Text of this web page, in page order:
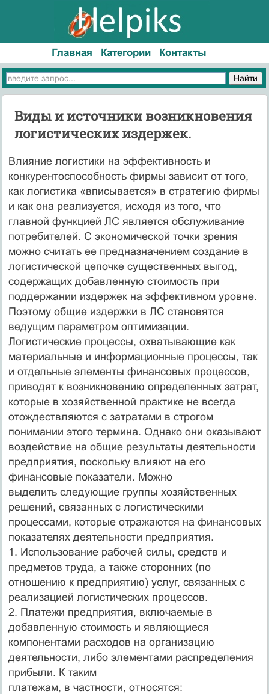
Главная Категории Контакты
Виды и источники возникновения
логистических издержек.
Влияние логистики на эффективность и
конкурентоспособность фирмы зависит от того,
как логистика «вписывается» в стратегию фирмы
и как она реализуется, исходя из того, что
главной функцией ЛС является обслуживание
потребителей. С экономической точки зрения
можно считать ее предназначением создание в
логистической цепочке существенных выгод,
содержащих добавленную стоимость при
поддержании издержек на эффективном уровне.
Поэтому общие издержки в ЛС становятся
ведущим параметром оптимизации.
Логистические процессы, охватывающие как
материальные и информационные процессы, так
и отдельные элементы финансовых процессов,
приводят к возникновению определенных затрат,
которые в хозяйственной практике не всегда
отождествляются с затратами в строгом
понимании этого термина. Однако они оказывают
воздействие на общие результаты деятельности
предприятия, поскольку влияют на его
финансовые показатели. Можно
выделить следующие группы хозяйственных
решений, связанных с логистическими
процессами, которые отражаются на финансовых
показателях деятельности предприятия.
1. Использование рабочей силы, средств и
предметов труда, а также сторонних (по
отношению к предприятию) услуг, связанных с
реализацией логистических процессов.
2. Платежи предприятия, включаемые в
добавленную стоимость и являющиеся
компонентами расходов на организацию
деятельности, либо элементами распределения
прибыли. К таким
платежам, в частности, относятся: